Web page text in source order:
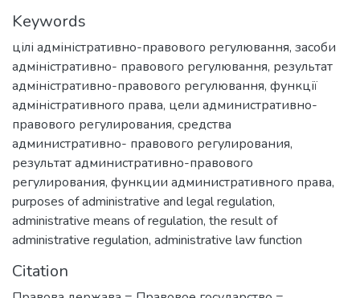
Keywords
цілі адміністративно-правового регулювання, засоби
адміністративно- правового регулювання, результат
адміністративно-правового регулювання, функції
адміністративного права, цели административно-
правового регулирования, средства
административно- правового регулирования,
результат административно-правового
регулирования, функции административного права,
purposes of administrative and legal regulation,
administrative means of regulation, the result of
administrative regulation, administrative law function
Citation